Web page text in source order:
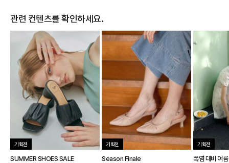
관련 컨텐츠를 확인하세요.
기획전
SUMMER SHOES SALE
기획전
Season Finale
기획전
폭염 대비 여